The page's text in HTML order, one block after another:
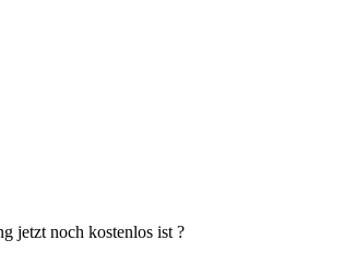
jetzt noch kostenlos ist ?